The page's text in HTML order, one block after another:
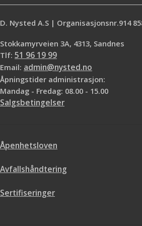
D. Nysted A.S | Organisasjonsnr.914
Stokkamyrveien 3A, 4313, Sandnes
Tlf: 51 96 19 99
Email: admin@nysted.no
Åpningstider administrasjon:
Mandag - Fredag: 08.00 - 15.00
Salgsbetingelser
Åpenhetsloven
Avfallshåndtering
Sertifiseringer